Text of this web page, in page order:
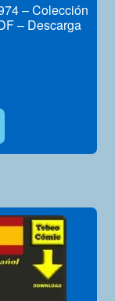
– Colección
– Descarga